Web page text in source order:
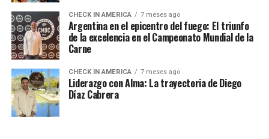
CHECK IN AMERICA 7 meses ago
Argentina en el epicentro del fuego: El triunfo
de la excelencia en el Campeonato Mundial de la
Carne
CHECK IN AMERICA 7 meses ago
Liderazgo con Alma: La trayectoria de Diego
Díaz Cabrera